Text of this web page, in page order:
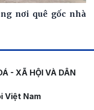
nơi quê gốc nhà
- XÃ HỘI VÀ DÂN
Việt Nam